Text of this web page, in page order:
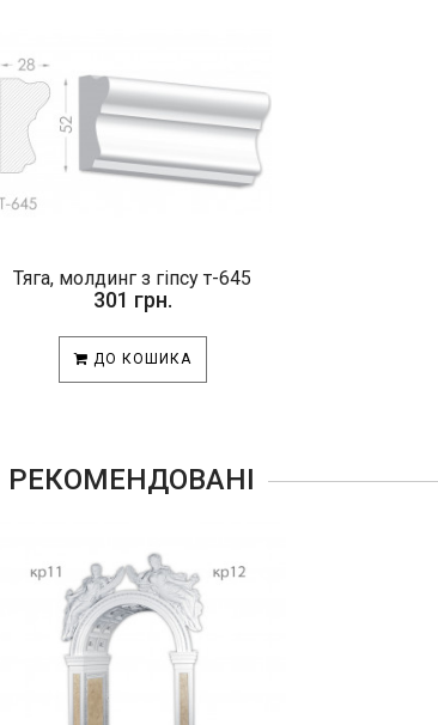
Тяга, молдинг з гіпсу т-645
301 грн.
ДО КОШИКА
РЕКОМЕНДОВАНІ